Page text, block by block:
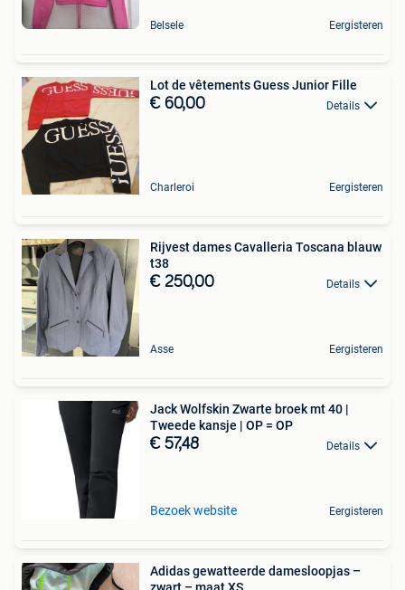
Belsele Eergisteren
Lot de vêtements Guess Junior Fille
€ 60,00 Details
Charleroi Eergisteren
Rijvest dames Cavalleria Toscana blauw
t38
€ 250,00 Details
Asse Eergisteren
Jack Wolfskin Zwarte broek mt 40 |
Tweede kansje | OP = OP
€ 57,48 Details
Bezoek website Eergisteren
Adidas gewatteerde damesloopjas –